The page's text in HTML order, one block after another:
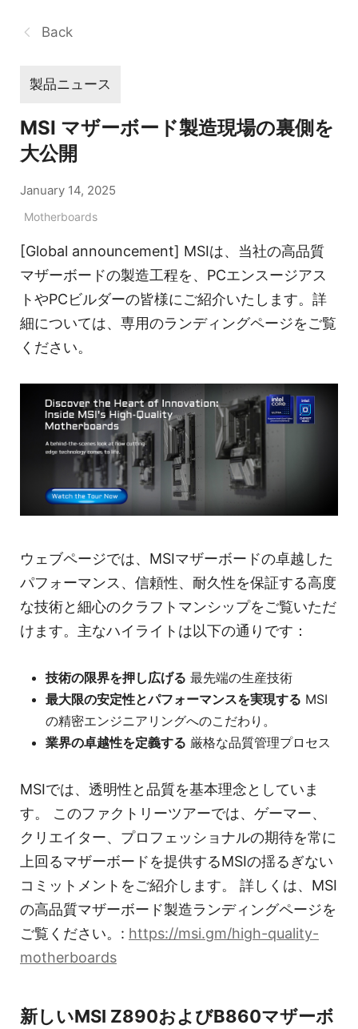
Back
製品ニュース
MSI マザーボード製造現場の裏側を
大公開
January 14, 2025
Motherboards
[Global announcement] MSIは、当社の高品質
マザーボードの製造工程を、PCエンスージアス
トやPCビルダーの皆様にご紹介いたします。詳
細については、専用のランディングページをご覧
ください。
ウェブページでは、MSIマザーボードの卓越した
パフォーマンス、信頼性、耐久性を保証する高度
な技術と細心のクラフトマンシップをご覧いただ
けます。主なハイライトは以下の通りです：
技術の限界を押し広げる 最先端の生産技術
最大限の安定性とパフォーマンスを実現する MSI
の精密エンジニアリングへのこだわり。
業界の卓越性を定義する 厳格な品質管理プロセス
MSIでは、透明性と品質を基本理念としていま
す。 このファクトリーツアーでは、ゲーマー、
クリエイター、プロフェッショナルの期待を常に
上回るマザーボードを提供するMSIの揺るぎない
コミットメントをご紹介します。 詳しくは、MSI
の高品質マザーボード製造ランディングページを
ご覧ください。: https://msi.gm/high-quality-
motherboards
新しいMSI Z890およびB860マザーボ